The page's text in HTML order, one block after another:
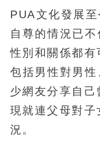
PUA文化發展
自尊的情況已
性別和關係都有
包括男性對男
少網友分享自
現就連父母對
況。